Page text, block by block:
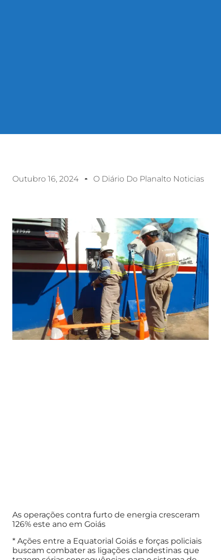
Outubro 16, 2024 O Diário Do Planalto Noticias
As operações contra furto de energia cresceram
126% este ano em Goiás
* Ações entre a Equatorial Goiás e forças policiais
buscam combater as ligações clandestinas que